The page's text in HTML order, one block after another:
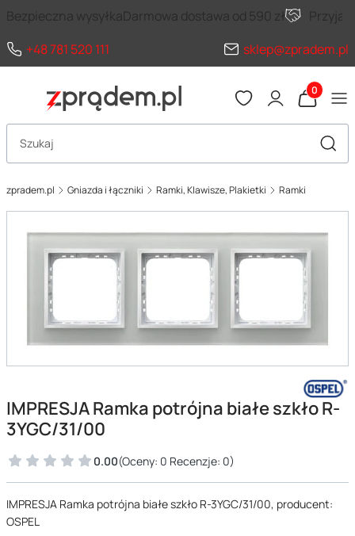
Bezpieczna wysyłkaDarmowa dostawa od 590 zł
+48 781 520 111
sklep@zpradem.pl
Produkty
Otwórz wyszukiwarkę
zpradem.pl Gniazda i łączniki Ramki, Klawisze, Plakietki Ramki
IMPRESJA Ramka potrójna białe szkło R-
3YGC/31/00
0.00(Oceny: 0 Recenzje: 0)
IMPRESJA Ramka potrójna białe szkło R-3YGC/31/00, producent:
OSPEL